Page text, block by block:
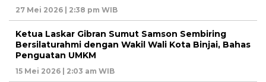
27 Mei 2026 | 2:38 pm WIB
Ketua Laskar Gibran Sumut Samson Sembiring
Bersilaturahmi dengan Wakil Wali Kota Binjai, Bahas
Penguatan UMKM
15 Mei 2026 | 2:03 am WIB